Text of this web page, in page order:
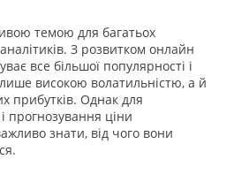
темою для багатьох
З розвитком онлайн
все більшої популярності і
високою волатильністю, а й
прибутків. Однак для
прогнозування ціни
знати, від чого вони